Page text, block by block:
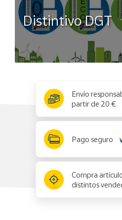
Distintivo DGT
Envío
partir de 20 €
Pago seguro
Compra
distintos